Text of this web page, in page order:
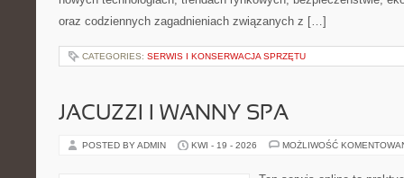
oraz codziennych zagadnieniach związanych z […]
CATEGORIES: SERWIS I KONSERWACJA SPRZĘTU
JACUZZI I WANNY SPA
POSTED BY ADMIN KWI - 19 - 2026 MOŻLIWOŚĆ